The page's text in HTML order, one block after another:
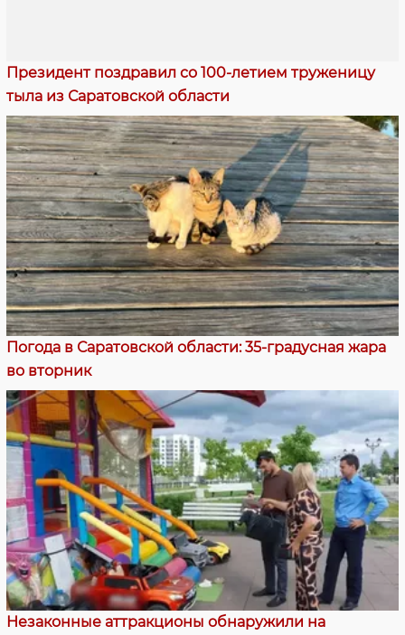
Президент поздравил со 100-летием труженицу
тыла из Саратовской области
Погода в Саратовской области: 35-градусная жара
во вторник
Незаконные аттракционы обнаружили на